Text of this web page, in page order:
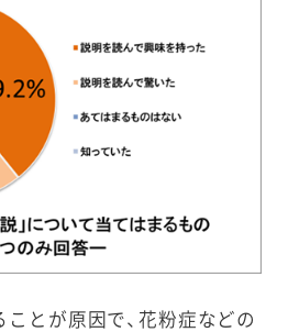
とが原因で、花粉症などの